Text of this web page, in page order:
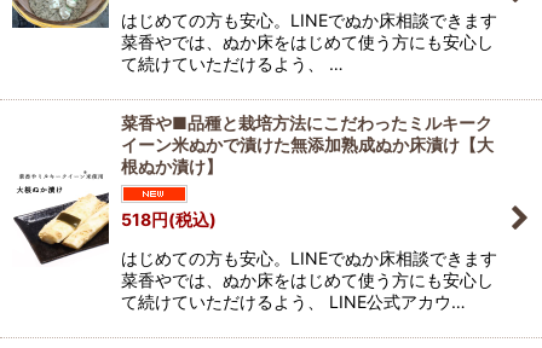
はじめての方も安心。LINEでぬか床相談できます
菜香やでは、ぬか床をはじめて使う方にも安心し
て続けていただけるよう、 …
菜香や■品種と栽培方法にこだわったミルキーク
イーン米ぬかで漬けた無添加熟成ぬか床漬け【大
根ぬか漬け】
518円(税込)
はじめての方も安心。LINEでぬか床相談できます
菜香やでは、ぬか床をはじめて使う方にも安心し
て続けていただけるよう、 LINE公式アカウ…